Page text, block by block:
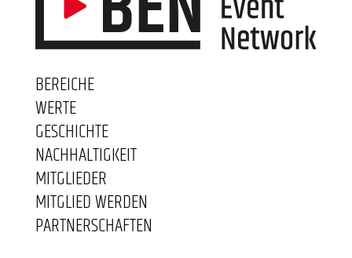
BEREICHE
WERTE
GESCHICHTE
NACHHALTIGKEIT
MITGLIEDER
MITGLIED WERDEN
PARTNERSCHAFTEN